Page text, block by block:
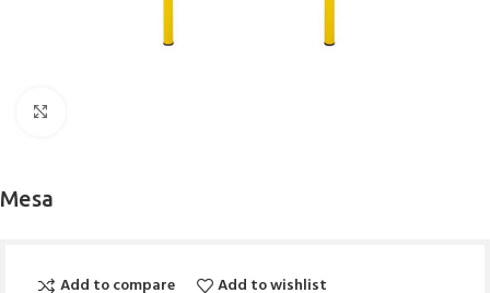
Mesa
Add to compare Add to wishlist